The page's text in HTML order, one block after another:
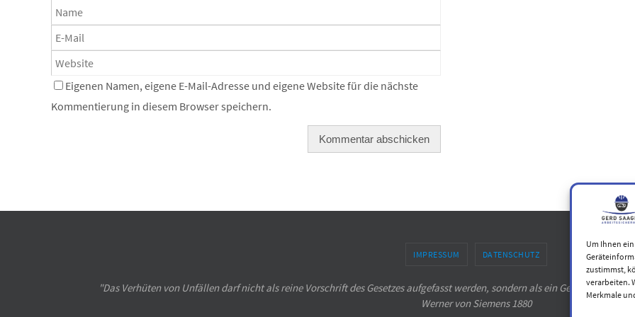
Um Ihnen
zustimmst,
verarbeiten.
Merkmale
Eigenen Namen, eigene E-Mail-Adresse und eigene Website für die nächste
Kommentierung in diesem Browser speichern.
IMPRESSUM DATENSCHUTZ
"Das Verhüten von Unfällen darf nicht als reine Vorschrift des Gesetzes aufgefasst werden, sondern als ein Gebot
Werner von Siemens 1880